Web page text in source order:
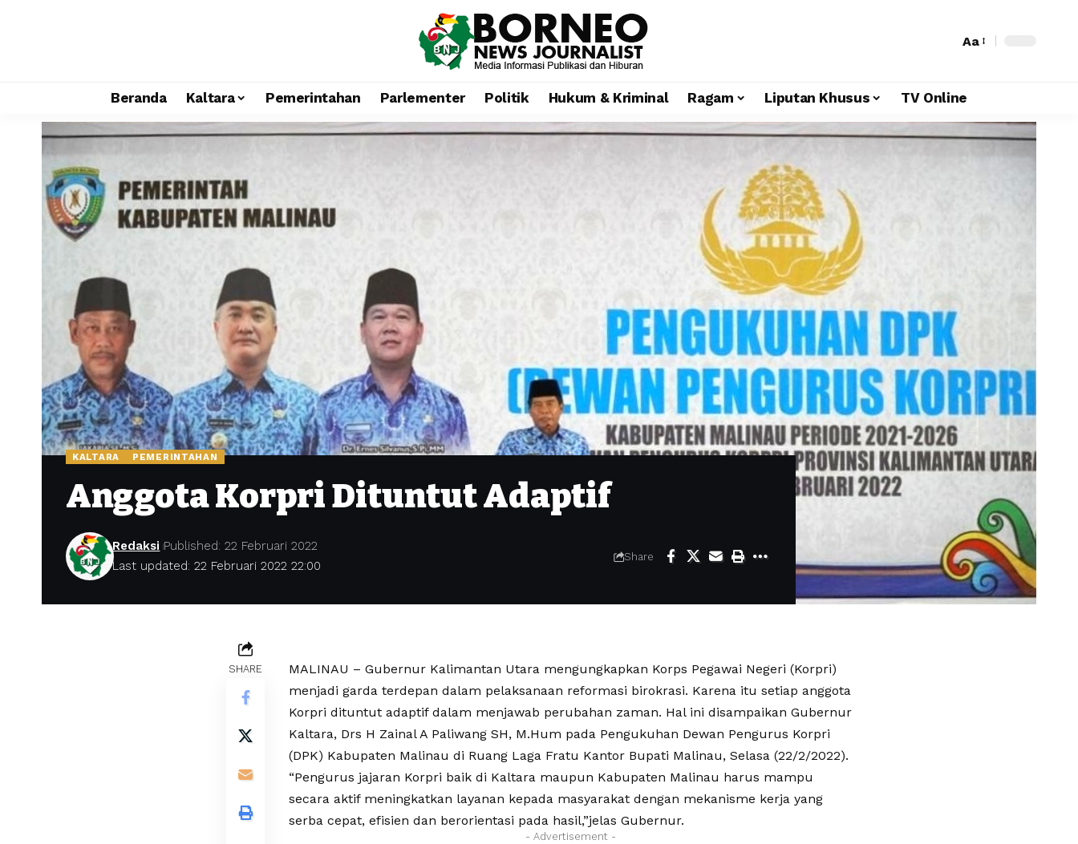
Aa
Beranda Kaltara Pemerintahan Parlementer Politik Hukum & Kriminal Ragam Liputan Khusus TV Online
KALTARA PEMERINTAHAN
Anggota Korpri Dituntut Adaptif
Last updated: 22 Februari 2022 22:00
Redaksi Published: 22 Februari 2022
Share
SHARE
MALINAU – Gubernur Kalimantan Utara mengungkapkan Korps Pegawai Negeri (Korpri)
menjadi garda terdepan dalam pelaksanaan reformasi birokrasi. Karena itu setiap anggota
Korpri dituntut adaptif dalam menjawab perubahan zaman. Hal ini disampaikan Gubernur
Kaltara, Drs H Zainal A Paliwang SH, M.Hum pada Pengukuhan Dewan Pengurus Korpri
(DPK) Kabupaten Malinau di Ruang Laga Fratu Kantor Bupati Malinau, Selasa (22/2/2022).
“Pengurus jajaran Korpri baik di Kaltara maupun Kabupaten Malinau harus mampu
secara aktif meningkatkan layanan kepada masyarakat dengan mekanisme kerja yang
serba cepat, efisien dan berorientasi pada hasil,”jelas Gubernur.
- Advertisement -